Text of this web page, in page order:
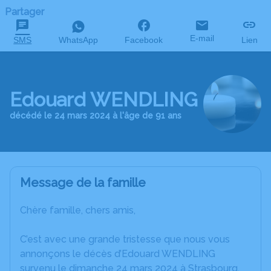
Partager
SMS WhatsApp Facebook E-mail Lien
Edouard WENDLING
décédé le 24 mars 2024 à l'âge de 91 ans
Message de la famille
Chère famille, chers amis,
C’est avec une grande tristesse que nous vous
annonçons le décès d’Edouard WENDLING
survenu le dimanche 24 mars 2024 à Strasbourg.